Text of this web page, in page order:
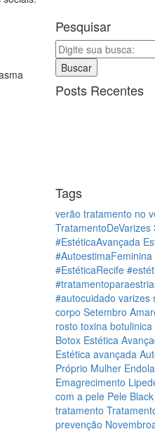
Pesquisar
Buscar
Posts Recentes
Tags
verão tratamento no
TratamentoDeVarizes
#EstéticaAvançada
#AutoestimaFeminina
#EstéticaRecife
#autocuidado varizes
corpo Setembro
rosto toxina botulinica
Botox Estética
Estética avançada
Próprio Mulher
Emagrecimento
com a pele Pele
tratamento
prevenção